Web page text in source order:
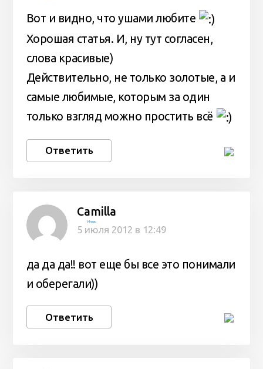
Вот и видно, что ушами любите
Хорошая статья. И, ну тут согласен,
слова красивые)
Действительно, не только золотые, а и
самые любимые, которым за один
только взгляд можно простить всё
Ответить
Camilla
Игорь
5 июля 2012 в 12:49
да да да!! вот еще бы все это понимали
и оберегали))
Ответить